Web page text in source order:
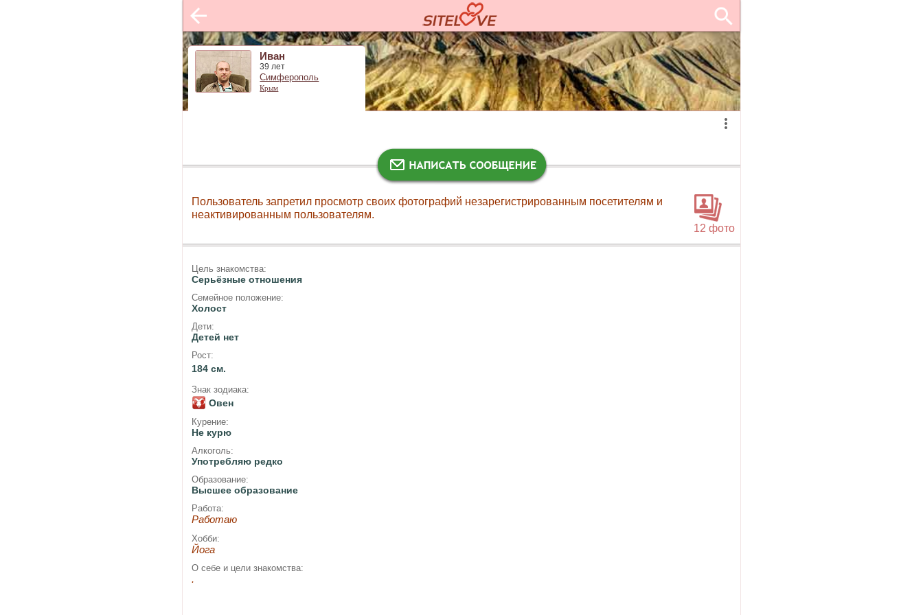
Иван
39 лет
Симферополь
Крым
12 фото
Пользователь запретил просмотр своих фотографий незарегистрированным посетителям и
неактивированным пользователям.
Цель знакомства:
Серьёзные отношения
Семейное положение:
Холост
Дети:
Детей нет
Рост:
184 см.
Знак зодиака:
Овен
Курение:
Не курю
Алкоголь:
Употребляю редко
Образование:
Высшее образование
Работа:
Работаю
Хобби:
Йога
О себе и цели знакомства:
.